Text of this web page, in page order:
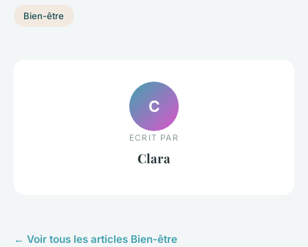
Bien-être
C
ECRIT PAR
Clara
← Voir tous les articles Bien-être